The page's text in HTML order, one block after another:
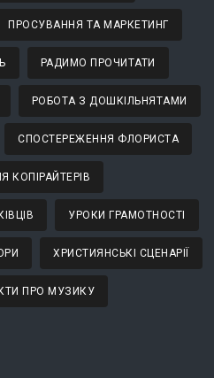
ПРОСУВАННЯ ТА МАРКЕТИНГ
РАДИМО ПРОЧИТАТИ
РОБОТА З ДОШКІЛЬНЯТАМИ
СПОСТЕРЕЖЕННЯ ФЛОРИСТА
КОПІРАЙТЕРІВ
УРОКИ ГРАМОТНОСТІ
ХРИСТИЯНСЬКІ СЦЕНАРІЇ
ПРО МУЗИКУ